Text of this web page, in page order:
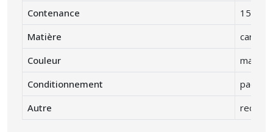
Contenance
1500
Matière
carton
Couleur
marron
Conditionnement
paquet
Autre